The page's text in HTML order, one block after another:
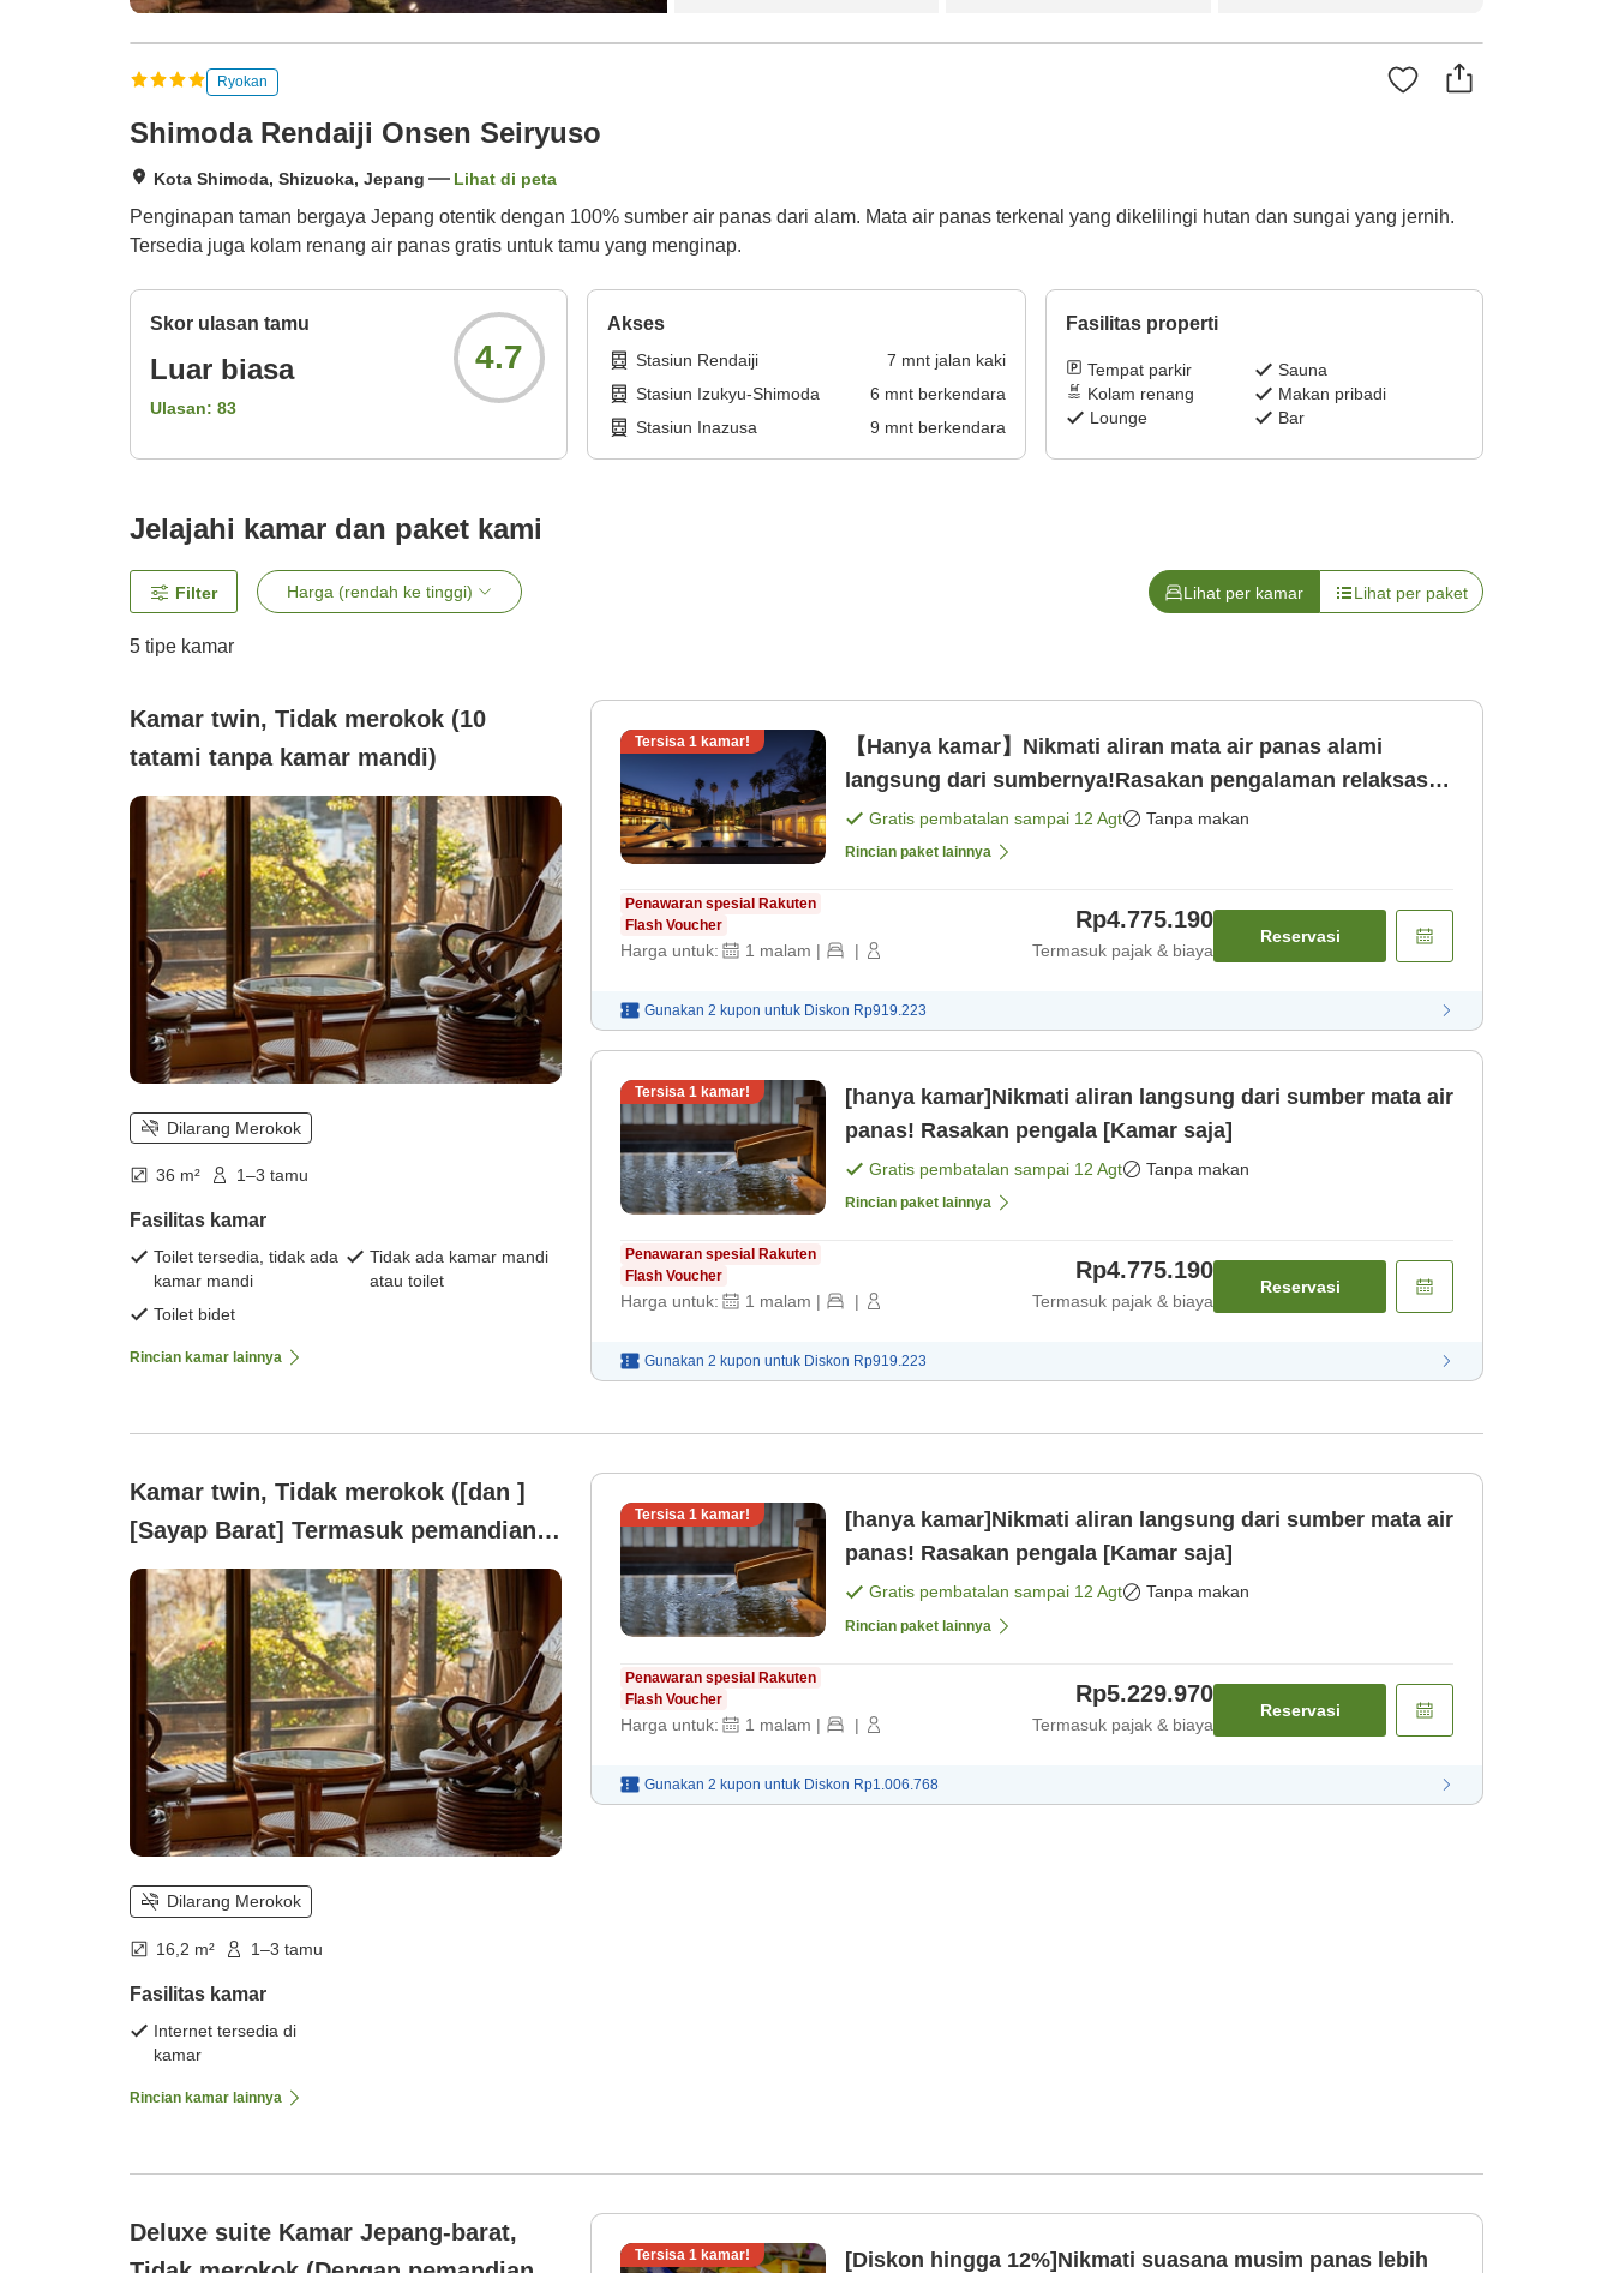
Ryokan
Shimoda Rendaiji Onsen Seiryuso
Kota Shimoda, Shizuoka, Jepang Lihat di peta
Penginapan taman bergaya Jepang otentik dengan 100% sumber air panas dari alam. Mata air panas terkenal yang dikelilingi hutan dan sungai yang jernih.
Tersedia juga kolam renang air panas gratis untuk tamu yang menginap.
Skor ulasan tamu
Luar biasa
Ulasan: 83
4.7
Akses
Stasiun Rendaiji 7 mnt jalan kaki
Stasiun Izukyu-Shimoda
6 mnt berkendara
Stasiun Inazusa
9 mnt berkendara
Fasilitas properti
Tempat parkir
Sauna
Kolam renang
Makan pribadi
Lounge
Bar
Jelajahi kamar dan paket kami
Filter Harga (rendah ke tinggi) Lihat per kamar Lihat per paket
5 tipe kamar
Kamar twin, Tidak merokok (10
tatami tanpa kamar mandi)
Dilarang Merokok
36 m² 1–3 tamu
Fasilitas kamar
Toilet tersedia, tidak ada
kamar mandi
Tidak ada kamar mandi
atau toilet
Toilet bidet
Rincian kamar lainnya
Tersisa 1 kamar!
【Hanya kamar】Nikmati aliran mata air panas alami
langsung dari sumbernya!Rasakan pengalaman relaksasi
berkualitas dengan kolam renang air panas dan sauna
profesional [Kamar saja]
Gratis pembatalan sampai 12 Agt Tanpa makan
Rincian paket lainnya
Penawaran spesial Rakuten
Flash Voucher
Harga untuk: 1 malam | |
Rp4.775.190
Termasuk pajak & biaya
Reservasi
Gunakan 2 kupon untuk Diskon Rp919.223
Tersisa 1 kamar!
[hanya kamar]Nikmati aliran langsung dari sumber mata air
panas! Rasakan pengala [Kamar saja]
Gratis pembatalan sampai 12 Agt Tanpa makan
Rincian paket lainnya
Penawaran spesial Rakuten
Flash Voucher
Harga untuk: 1 malam | |
Rp4.775.190
Termasuk pajak & biaya
Reservasi
Gunakan 2 kupon untuk Diskon Rp919.223
Kamar twin, Tidak merokok ([dan ]
[Sayap Barat] Termasuk pemandian
air panas)
Dilarang Merokok
16,2 m² 1–3 tamu
Fasilitas kamar
Internet tersedia di
kamar
Rincian kamar lainnya
Tersisa 1 kamar!
[hanya kamar]Nikmati aliran langsung dari sumber mata air
panas! Rasakan pengala [Kamar saja]
Gratis pembatalan sampai 12 Agt Tanpa makan
Rincian paket lainnya
Penawaran spesial Rakuten
Flash Voucher
Harga untuk: 1 malam | |
Rp5.229.970
Termasuk pajak & biaya
Reservasi
Gunakan 2 kupon untuk Diskon Rp1.006.768
Deluxe suite Kamar Jepang-barat,
Tersisa 1 kamar!
[Diskon hingga 12%]Nikmati suasana musim panas lebih